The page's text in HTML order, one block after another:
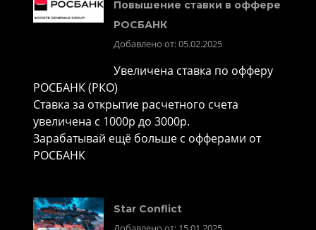
Повышение ставки в оффере
РОСБАНК
Добавлено от: 05.02.2025
Увеличена ставка по офферу
РОСБАНК (РКО)
Ставка за открытие расчетного счета
увеличена с 1000р до 3000р.
Зарабатывай ещё больше с офферами от
РОСБАНК
Star Conflict